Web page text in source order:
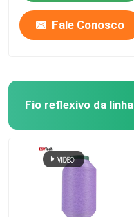
Fale Conosco
Fio reflexivo da linha